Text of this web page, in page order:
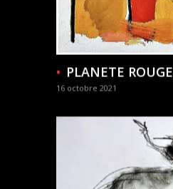
PLANETE ROUGE
16 octobre 2021